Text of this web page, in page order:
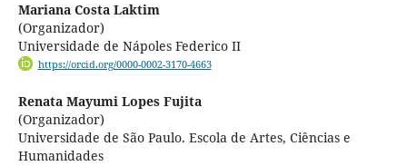
Mariana Costa Laktim
(Organizador)
Universidade de Nápoles Federico II
https://orcid.org/0000-0002-3170-4663
Renata Mayumi Lopes Fujita
(Organizador)
Universidade de São Paulo. Escola de Artes, Ciências e
Humanidades